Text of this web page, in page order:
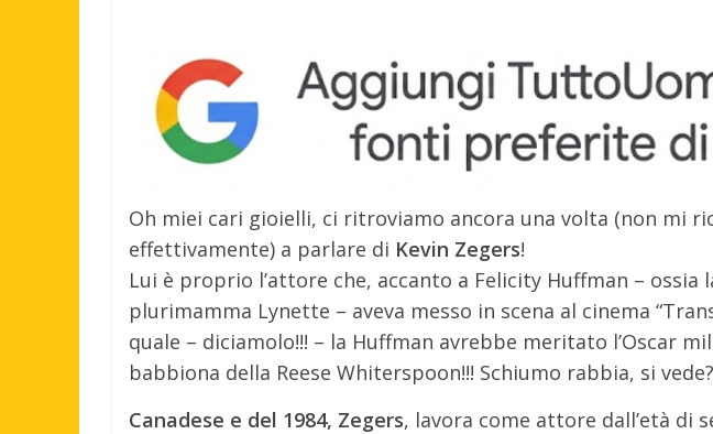
Oh miei cari gioielli, ci ritroviamo ancora una volta (non mi
effettivamente) a parlare di Kevin Zegers!
Lui è proprio l’attore che, accanto a Felicity Huffman – ossia
plurimamma Lynette – aveva messo in scena al cinema
quale – diciamolo!!! – la Huffman avrebbe meritato l’Oscar
babbiona della Reese Whiterspoon!!! Schiumo rabbia, si vede?
Canadese e del 1984, Zegers, lavora come attore dall’età di